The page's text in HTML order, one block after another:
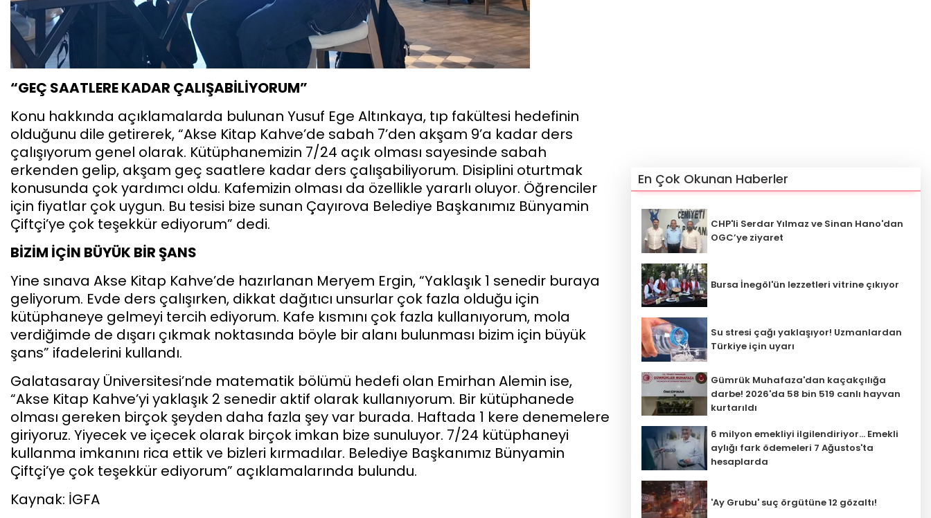
“GEÇ SAATLERE KADAR ÇALIŞABİLİYORUM”
Konu hakkında açıklamalarda bulunan Yusuf Ege Altınkaya, tıp fakültesi hedefinin
olduğunu dile getirerek, “Akse Kitap Kahve’de sabah 7’den akşam 9’a kadar ders
çalışıyorum genel olarak. Kütüphanemizin 7/24 açık olması sayesinde sabah
erkenden gelip, akşam geç saatlere kadar ders çalışabiliyorum. Disiplini oturtmak
konusunda çok yardımcı oldu. Kafemizin olması da özellikle yararlı oluyor. Öğrenciler
için fiyatlar çok uygun. Bu tesisi bize sunan Çayırova Belediye Başkanımız Bünyamin
Çiftçi’ye çok teşekkür ediyorum” dedi.
BİZİM İÇİN BÜYÜK BİR ŞANS
Yine sınava Akse Kitap Kahve’de hazırlanan Meryem Ergin, “Yaklaşık 1 senedir buraya
geliyorum. Evde ders çalışırken, dikkat dağıtıcı unsurlar çok fazla olduğu için
kütüphaneye gelmeyi tercih ediyorum. Kafe kısmını çok fazla kullanıyorum, mola
verdiğimde de dışarı çıkmak noktasında böyle bir alanı bulunması bizim için büyük
şans” ifadelerini kullandı.
Galatasaray Üniversitesi’nde matematik bölümü hedefi olan Emirhan Alemin ise,
“Akse Kitap Kahve’yi yaklaşık 2 senedir aktif olarak kullanıyorum. Bir kütüphanede
olması gereken birçok şeyden daha fazla şey var burada. Haftada 1 kere denemelere
giriyoruz. Yiyecek ve içecek olarak birçok imkan bize sunuluyor. 7/24 kütüphaneyi
kullanma imkanını rica ettik ve bizleri kırmadılar. Belediye Başkanımız Bünyamin
Çiftçi’ye çok teşekkür ediyorum” açıklamalarında bulundu.
Kaynak: İGFA
En Çok Okunan Haberler
CHP'li Serdar Yılmaz ve Sinan Hano'dan
OGC’ye ziyaret
Bursa İnegöl'ün lezzetleri vitrine çıkıyor
Su stresi çağı yaklaşıyor! Uzmanlardan
Türkiye için uyarı
Gümrük Muhafaza'dan kaçakçılığa
darbe! 2026'da 58 bin 519 canlı hayvan
kurtarıldı
6 milyon emekliyi ilgilendiriyor... Emekli
aylığı fark ödemeleri 7 Ağustos'ta
hesaplarda
'Ay Grubu' suç örgütüne 12 gözaltı!